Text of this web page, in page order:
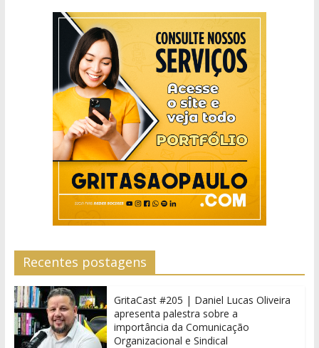
Recentes postagens
GritaCast #205 | Daniel Lucas Oliveira
apresenta palestra sobre a
importância da Comunicação
Organizacional e Sindical